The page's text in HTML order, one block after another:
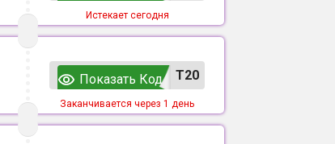
Истекает сегодня
T20
Показать Код
Заканчивается через 1 день